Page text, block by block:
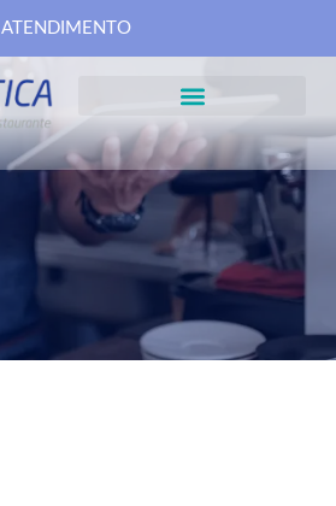
ATENDIMENTO